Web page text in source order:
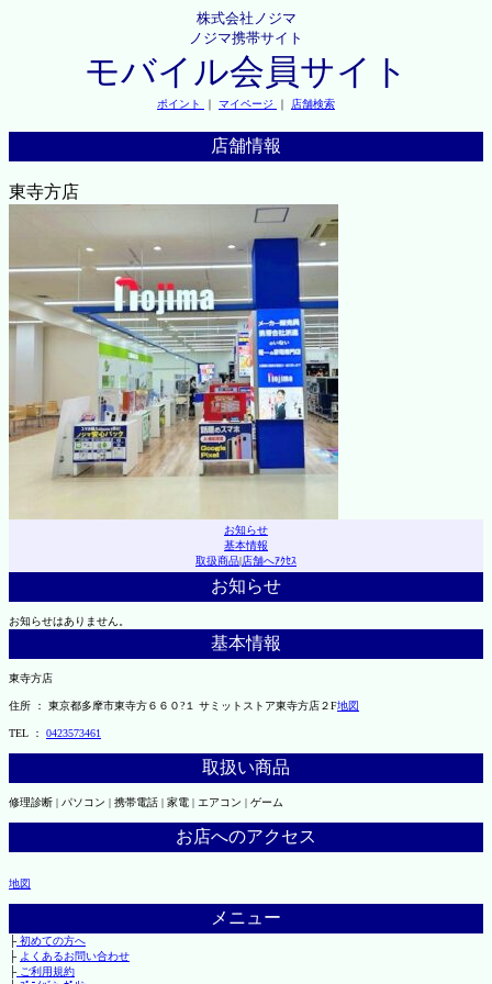
株式会社ノジマ
ノジマ携帯サイト
モバイル会員サイト
ポイント ｜ マイページ ｜ 店舗検索
店舗情報
東寺方店
お知らせ
基本情報
取扱商品|店舗へｱｸｾｽ
お知らせ
お知らせはありません。
基本情報
東寺方店
住所 ： 東京都多摩市東寺方６６０?１ サミットストア東寺方店２F地図
TEL ： 0423573461
取扱い商品
修理診断 | パソコン | 携帯電話 | 家電 | エアコン | ゲーム
お店へのアクセス
地図
メニュー
├初めての方へ
├ よくあるお問い合わせ
├ご利用規約